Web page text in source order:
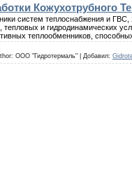
Кожухотрубного
систем теплоснабжения и
и гидродинамических
теплообменников,
ООО "Гидротермаль"| Добавил: